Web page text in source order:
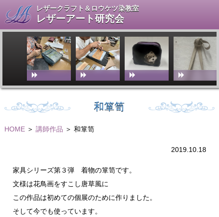
レザークラフト＆ロウケツ染教室
レザーアート研究会
和箪笥
HOME＞ 講師作品 ＞ 和箪笥
2019.10.18
家具シリーズ第３弾 着物の箪笥です。
文様は花鳥画をすこし唐草風に
この作品は初めての個展のために作りました。
そして今でも使っています。